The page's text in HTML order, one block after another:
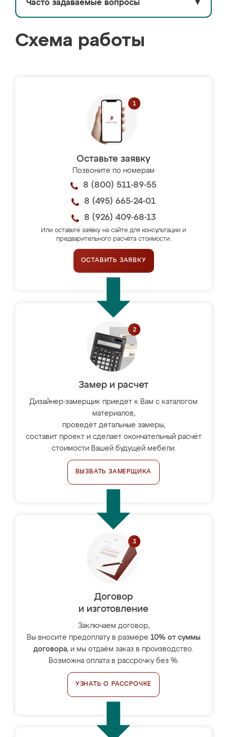
Часто задаваемые вопросы ▼
Схема работы
Оставьте заявку
Позвоните по номерам
8 (800) 511-89-55
8 (495) 665-24-01
8 (926) 409-68-13
Или оставьте заявку на сайте для консультации и
предварительного расчёта стоимости.
ОСТАВИТЬ ЗАЯВКУ
Замер и расчет
Дизайнер-замерщик приедет к Вам с каталогом
материалов,
проведёт детальные замеры,
составит проект и сделает окончательный расчёт
стоимости Вашей будущей мебели.
ВЫЗВАТЬ ЗАМЕРЩИКА
Договор
и изготовление
Заключаем договор,
Вы вносите предоплату в размере 10% от суммы
договора, и мы отдаём заказ в производство.
Возможна оплата в рассрочку без %.
УЗНАТЬ О РАССРОЧКЕ